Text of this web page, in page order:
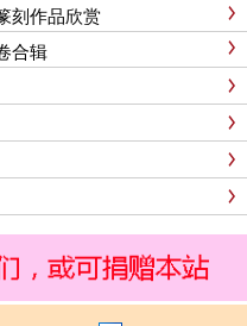
刻作品欣赏
合辑